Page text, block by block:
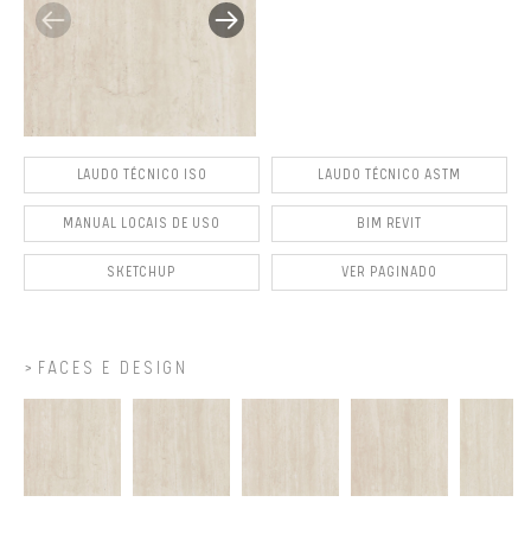
LAUDO TÉCNICO ISO LAUDO TÉCNICO ASTM
MANUAL LOCAIS DE USO BIM REVIT
SKETCHUP VER PAGINADO
FACES E DESIGN